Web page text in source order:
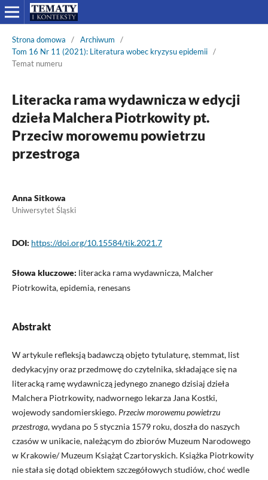
Strona domowa / Archiwum
/
Tom 16 Nr 11 (2021): Literatura wobec kryzysu epidemii /
Temat numeru
Literacka rama wydawnicza w edycji
dzieła Malchera Piotrkowity pt.
Przeciw morowemu powietrzu
przestroga
Anna Sitkowa
Uniwersytet Śląski
DOI: https://doi.org/10.15584/tik.2021.7
Słowa kluczowe: literacka rama wydawnicza, Malcher
Piotrkowita, epidemia, renesans
Abstrakt
W artykule refleksją badawczą objęto tytulaturę, stemmat, list
dedykacyjny oraz przedmowę do czytelnika, składające się na
literacką ramę wydawniczą jedynego znanego dzisiaj dzieła
Malchera Piotrkowity, nadwornego lekarza Jana Kostki,
wojewody sandomierskiego. Przeciw morowemu powietrzu
przestroga, wydana po 5 stycznia 1579 roku, doszła do naszych
czasów w unikacie, należącym do zbiorów Muzeum Narodowego
w Krakowie/ Muzeum Książąt Czartoryskich. Książka Piotrkowity
nie stała się dotąd obiektem szczegółowych studiów, choć wedle